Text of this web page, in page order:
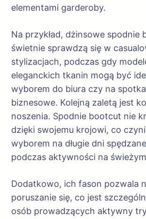
elementami garderoby.
Na przykład, dżinsowe spodnie
świetnie sprawdzą się w
stylizacjach, podczas gdy
eleganckich tkanin mogą być
wyborem do biura czy na
biznesowe. Kolejną zaletą jest
noszenia. Spodnie bootcut nie
dzięki swojemu krojowi, co
wyborem na długie dni
podczas aktywności na
Dodatkowo, ich fason pozwala
poruszanie się, co jest
osób prowadzących aktywny